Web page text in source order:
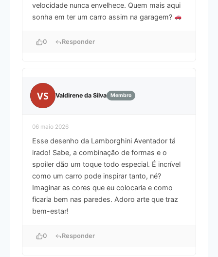
velocidade nunca envelhece. Quem mais aqui
sonha em ter um carro assim na garagem?
0 Responder
VS Valdirene da Silva Membro
06 maio 2026
Esse desenho da Lamborghini Aventador tá
irado! Sabe, a combinação de formas e o
spoiler dão um toque todo especial. É incrível
como um carro pode inspirar tanto, né?
Imaginar as cores que eu colocaria e como
ficaria bem nas paredes. Adoro arte que traz
bem-estar!
0 Responder